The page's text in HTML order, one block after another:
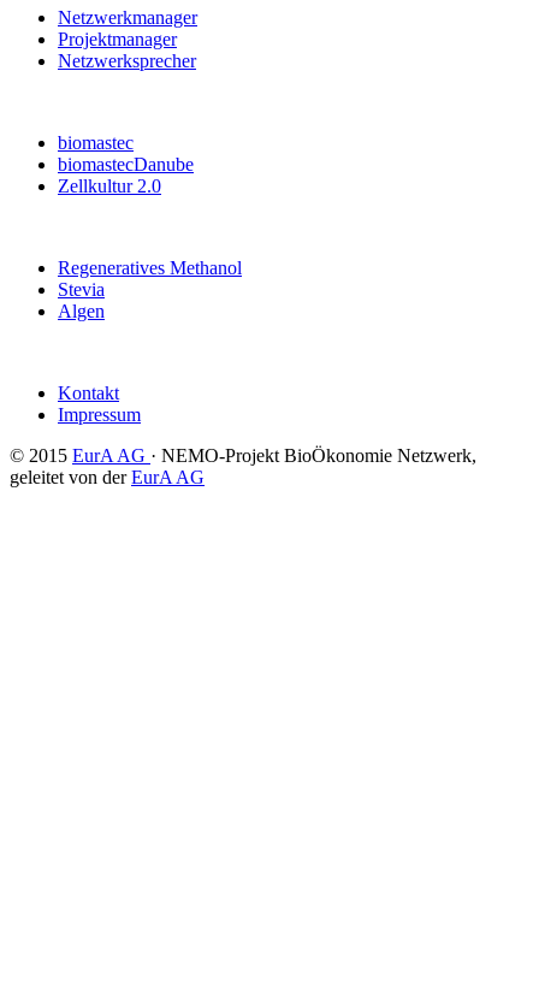
Netzwerkmanager
Projektmanager
Netzwerksprecher
biomastec
biomastecDanube
Zellkultur 2.0
Regeneratives Methanol
Stevia
Algen
Kontakt
Impressum
© 2015 EurA AG · NEMO-Projekt BioÖkonomie Netzwerk,
geleitet von derEurA AG